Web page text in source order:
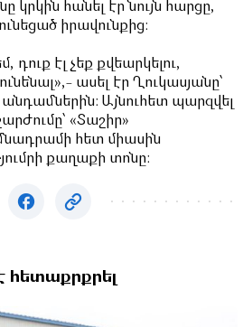
կրկին հանել էր նույն հարցը,
իրավունքից:
դուք էլ չեք քվեարկելու,
ասել էր Ղուկասյանը՝
Այնուհետ պարզվել
«Տաշիր»
հետ միասին
քաղաքի տոնը:
հետաքրքրել